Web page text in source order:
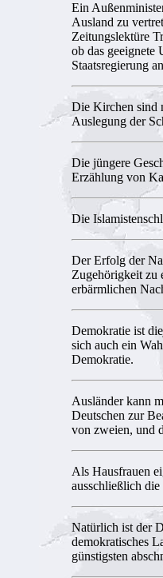
Ein
Ausland zu
Zeitungslektüre
ob das geeignete
Staatsregierung
Die Kirchen sind
Auslegung der
Die jüngere
Erzählung von
Die
Der Erfolg der
Zugehörigkeit zu
erbärmlichen
Demokratie ist
sich auch ein
Demokratie.
Ausländer kann
Deutschen zur
von zweien, und
Als Hausfrauen
ausschließlich
Natürlich ist der
demokratisches
günstigsten